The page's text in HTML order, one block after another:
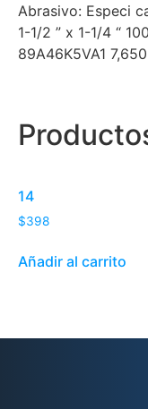
Abrasivo: Especi
1-1/2 ” x 1-1/4 “
89A46K5VA1
14
$398
Añadir al carrito